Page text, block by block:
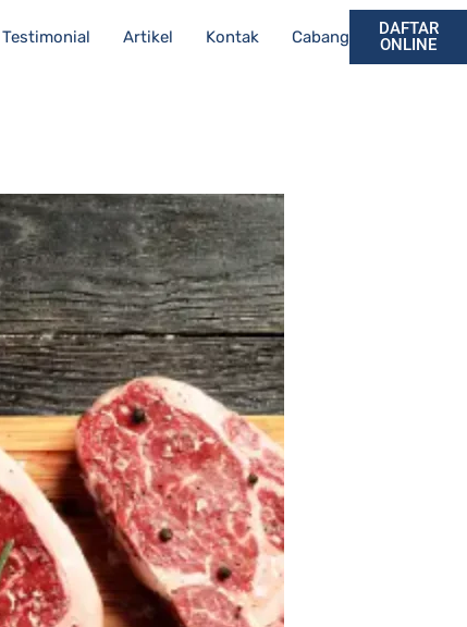
Testimonial Artikel Kontak Cabang
DAFTAR
ONLINE